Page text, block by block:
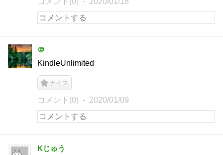
＠
KindleUnlimited
ナイス
コメント(0) 2020/01/09
Kじゅう